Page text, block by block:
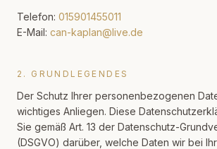
Telefon: 015901455011
E-Mail: can-kaplan@live.de
2. GRUNDLEGENDES
Der Schutz Ihrer personenbezogenen
wichtiges Anliegen. Diese
Sie gemäß Art. 13 der Datenschutz-
(DSGVO) darüber, welche Daten wir bei